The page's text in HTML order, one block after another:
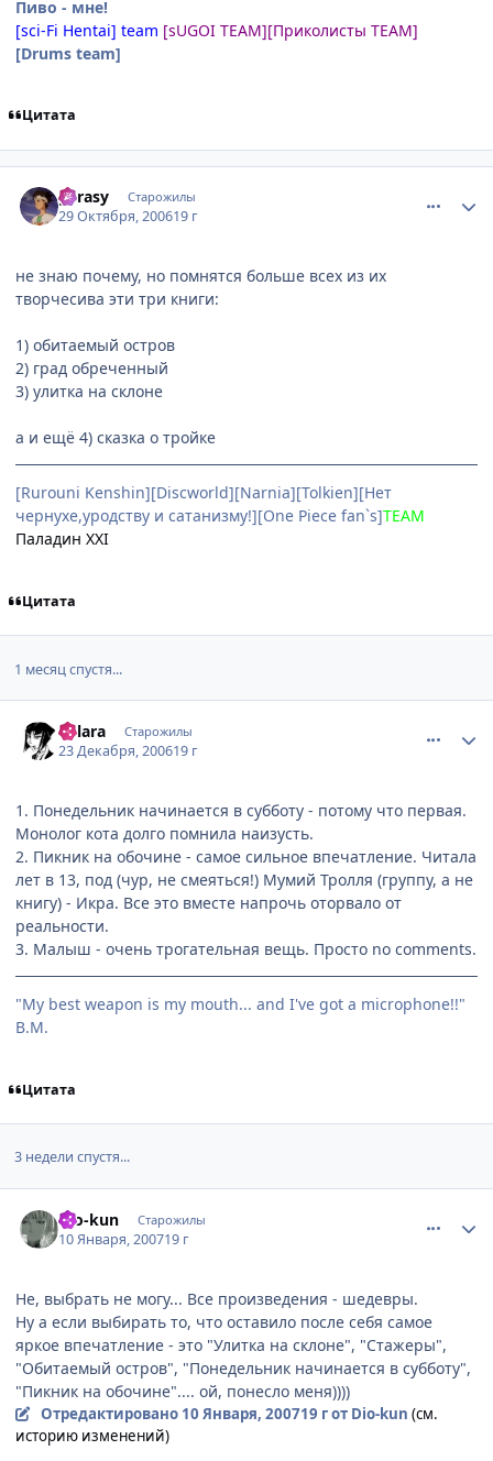
Пиво - мне!
[sci-Fi Hentai] team [sUGOI TEAM][Приколисты TEAM]
[Drums team]
Цитата
gerasy Старожилы
29 Октября, 200619 г
не знаю почему, но помнятся больше всех из их
творчесива эти три книги:
1) обитаемый остров
2) град обреченный
3) улитка на склоне
а и ещё 4) сказка о тройке
[Rurouni Kenshin][Discworld][Narnia][Tolkien][Нет
чернухе,уродству и сатанизму!][One Piece fan`s]TEAM
Паладин XXI
Цитата
1 месяц спустя...
Lolara Старожилы
23 Декабря, 200619 г
1. Понедельник начинается в субботу - потому что первая.
Монолог кота долго помнила наизусть.
2. Пикник на обочине - самое сильное впечатление. Читала
лет в 13, под (чур, не смеяться!) Мумий Тролля (группу, а не
книгу) - Икра. Все это вместе напрочь оторвало от
реальности.
3. Малыш - очень трогательная вещь. Просто no comments.
"My best weapon is my mouth... and I've got a microphone!!"
B.M.
Цитата
3 недели спустя...
Dio-kun Старожилы
10 Января, 200719 г
Не, выбрать не могу... Все произведения - шедевры.
Ну а если выбирать то, что оставило после себя самое
яркое впечатление - это "Улитка на склоне", "Стажеры",
"Обитаемый остров", "Понедельник начинается в субботу",
"Пикник на обочине".... ой, понесло меня))))
Отредактировано 10 Января, 200719 гот Dio-kun (см.
историю изменений)